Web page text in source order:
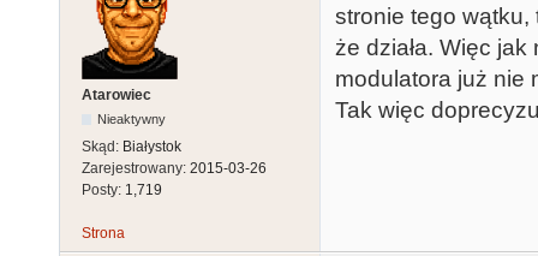
Atarowiec
Nieaktywny
Skąd: Białystok
Zarejestrowany: 2015-03-26
Posty: 1,719
stronie tego wątku,
że działa. Więc
modulatora już nie
Tak więc
Strona